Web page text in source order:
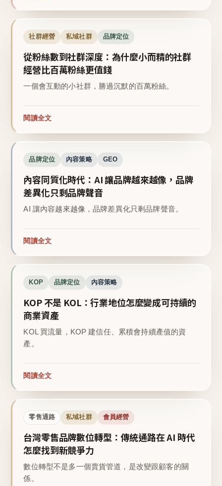
社群經營 私域社群 品牌定位
從粉絲數到社群深度：為什麼小而精的社群
經營比百萬粉絲更值錢
一個會互動的小社群，勝過沉默的百萬粉絲。
閱讀全文
品牌定位 內容策略 GEO
內容同質化時代：AI 讓品牌越來越像，品牌
差異化只剩品牌聲音
AI 讓內容越來越像，品牌差異化只剩品牌聲音。
閱讀全文
KOP 品牌定位 內容策略
KOP 不是 KOL：行業地位怎麼變成可持續的
商業資產
KOL 買流量，KOP 建信任、累積會持續產值的資
產。
閱讀全文
零售通路 私域社群 會員經營
台灣零售品牌數位轉型：傳統通路在 AI 時代
怎麼找到新競爭力
數位轉型不是多一個賣貨管道，是改變跟顧客的關
係。